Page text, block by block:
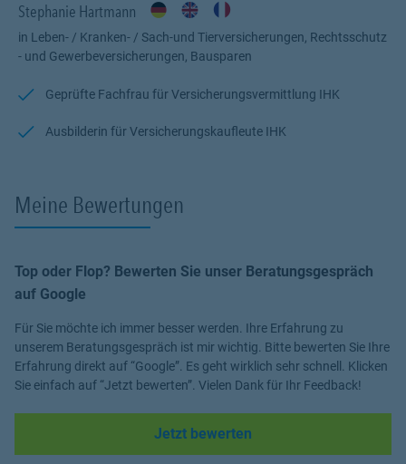
e-bike unterwegs?Dann schütze Dich: mit der
Privathaftpflichtversicherung und der Reise - und
Fahrradversicherung:lass uns einfach darüber reden. Die Prämie
Und auch wenn Du schonin Deinem eigenen Buisiness
Dich, Deine Mitarbeitenden undDeinen Betriebvor
klar!
Stay safe - bleib sicher!
Stephanie Hartmann
in Leben- / Kranken- / Sach-und Tierversicherungen, Rechtsschutz
- und Gewerbeversicherungen, Bausparen
Geprüfte Fachfrau für Versicherungsvermittlung IHK
Ausbilderin für Versicherungskaufleute IHK
Meine Bewertungen
Top oder Flop? Bewerten Sie unser Beratungsgespräch
auf Google
Für Sie möchte ich immer besser werden. Ihre Erfahrung zu
unserem Beratungsgespräch ist mir wichtig. Bitte bewerten Sie Ihre
Erfahrung direkt auf “Google”. Es geht wirklich sehr schnell. Klicken
Sie einfach auf “Jetzt bewerten”. Vielen Dank für Ihr Feedback!
Jetzt bewerten